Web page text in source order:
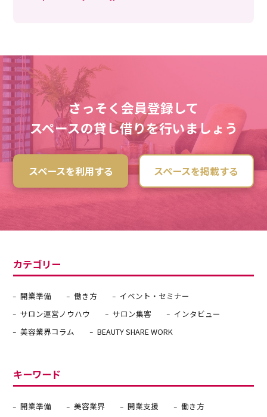
さっそく会員登録して
スペースの貸し借りを行いましょう
スペースを利用する スペースを掲載する
カテゴリー
開業準備 働き方
イベント・セミナー
サロン運営ノウハウ
サロン集客
インタビュー
美容業界コラム
BEAUTY SHARE WORK
キーワード
開業準備 美容業界 開業支援
働き方